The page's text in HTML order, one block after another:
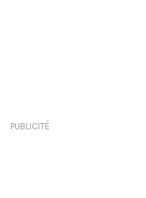
PUBLICITÉ